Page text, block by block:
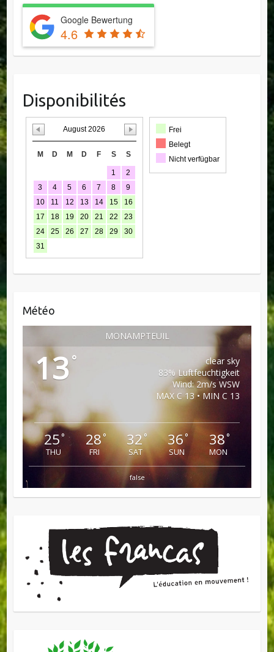
Google Bewertung
4.6
Disponibilités
August 2026
M D M D F S S
1
2
3
4 5 6 7 8
9
10
11 12 13 14 15
16
17
18 19 20 21 22
23
24
25 26 27 28 29
30
31
Frei
Belegt
Nicht verfügbar
Météo
MONAMPTEUIL
13°
clear sky
83% Luftfeuchtigkeit
Wind: 2m/s WSW
MAX C 13 • MIN C 13
25°
THU
28°
FRI
32°
SAT
36°
SUN
38°
MON
false